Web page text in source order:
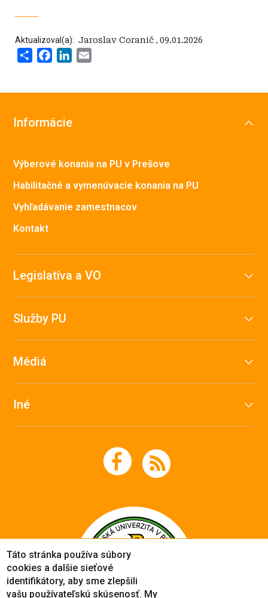
Aktualizoval(a): ‍ Jaroslav Coranič , 09.01.2026
Share FacebookLinkedIn
Informácie
Výberové konania na PU v Prešove
Habilitačné a vymenúvacie konania na PU
Vyhľadávanie zamestnacov
Kontakt
Legislatíva a VO
Služby PU
Médiá
Iné
Táto stránka používa súbory
cookies a dalšie sieťové
identifikátory, aby sme zlepšili
vašu používateľskú skúsenosť. My